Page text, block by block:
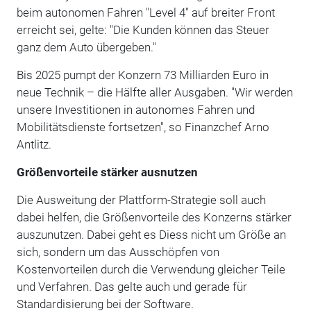
beim autonomen Fahren "Level 4" auf breiter Front
erreicht sei, gelte: "Die Kunden können das Steuer
ganz dem Auto übergeben."
Bis 2025 pumpt der Konzern 73 Milliarden Euro in
neue Technik – die Hälfte aller Ausgaben. "Wir werden
unsere Investitionen in autonomes Fahren und
Mobilitätsdienste fortsetzen", so Finanzchef Arno
Antlitz.
Größenvorteile stärker ausnutzen
Die Ausweitung der Plattform-Strategie soll auch
dabei helfen, die Größenvorteile des Konzerns stärker
auszunutzen. Dabei geht es Diess nicht um Größe an
sich, sondern um das Ausschöpfen von
Kostenvorteilen durch die Verwendung gleicher Teile
und Verfahren. Das gelte auch und gerade für
Standardisierung bei der Software.